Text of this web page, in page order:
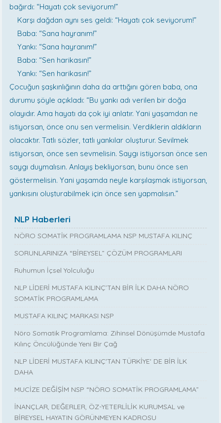
bağırdı: “Hayatı çok seviyorum!”
Karşı dağdan aynı ses geldi: “Hayatı çok seviyorum!”
Baba: “Sana hayranım!”
Yankı: “Sana hayranım!”
Baba: “Sen harikasın!”
Yankı: “Sen harikasın!”
Çocuğun şaşkınlığının daha da arttığını gören baba, ona
durumu şöyle açıkladı: “Bu yankı adı verilen bir doğa
olayıdır. Ama hayatı da çok iyi anlatır. Yani yaşamdan ne
istiyorsan, önce onu sen vermelisin. Verdiklerin aldıkların
olacaktır. Tatlı sözler, tatlı yankılar oluşturur. Sevilmek
istiyorsan, önce sen sevmelisin. Saygı istiyorsan önce sen
saygı duymalısın. Anlayış bekliyorsan, bunu önce sen
göstermelisin. Yani yaşamda neyle karşılaşmak istiyorsan,
yankısını oluşturabilmek için önce sen yapmalısın.”
NLP Haberleri
NÖRO SOMATİK PROGRAMLAMA NSP MUSTAFA KILINÇ
SORUNLARINIZA “BİREYSEL” ÇÖZÜM PROGRAMLARI
Ruhumun İçsel Yolculuğu
NLP LİDERİ MUSTAFA KILINÇ’TAN BİR İLK DAHA NÖRO
SOMATİK PROGRAMLAMA
MUSTAFA KILINÇ MARKASI NSP
Nöro Somatik Programlama: Zihinsel Dönüşümde Mustafa
Kılınç Öncülüğünde Yeni Bir Çağ
NLP LİDERİ MUSTAFA KILINÇ'TAN TÜRKİYE' DE BİR İLK
DAHA
MUCİZE DEĞİŞİM NSP “NÖRO SOMATİK PROGRAMLAMA”
İNANÇLAR, DEĞERLER, ÖZ-YETERLİLİK KURUMSAL ve
BİREYSEL HAYATIN GÖRÜNMEYEN KADROSU